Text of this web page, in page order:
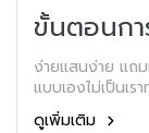
ขั้นตอนก
ง่ายแสนง่าย แถ
แบบเองไม่เป็นเรา
ดูเพิ่มเติม